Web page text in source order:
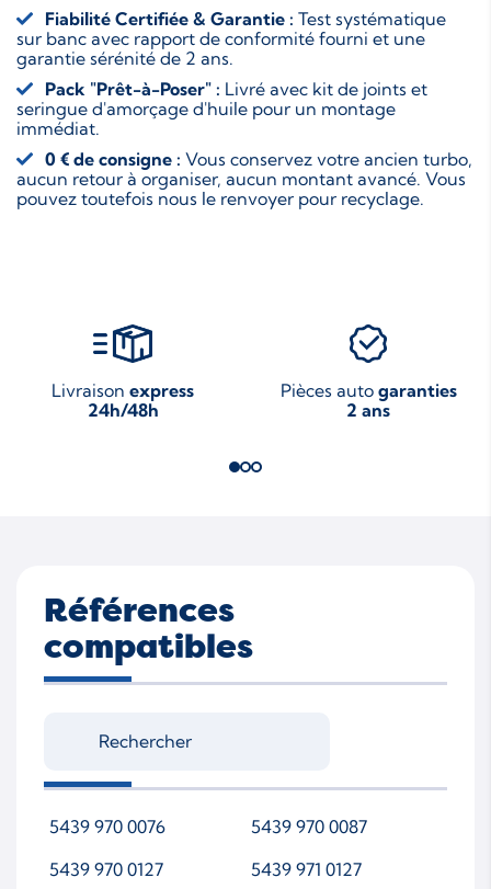
Fiabilité Certifiée & Garantie : Test systématique
sur banc avec rapport de conformité fourni et une
garantie sérénité de 2 ans.
Pack "Prêt-à-Poser" : Livré avec kit de joints et
seringue d'amorçage d'huile pour un montage
immédiat.
0 € de consigne : Vous conservez votre ancien turbo,
aucun retour à organiser, aucun montant avancé. Vous
pouvez toutefois nous le renvoyer pour recyclage.
Livraison express
24h/48h
Pièces auto garanties
2 ans
Références
compatibles
5439 970 0076
5439 970 0087
5439 970 0127
5439 971 0127